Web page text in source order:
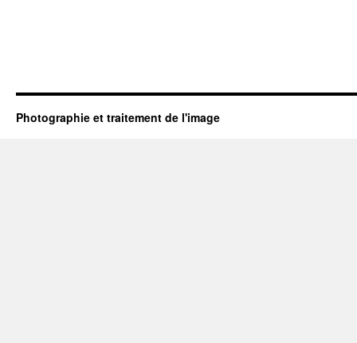
Photographie et traitement de l'image